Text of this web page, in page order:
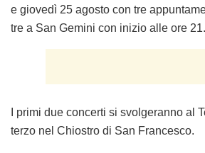
e giovedì 25 agosto con tre
tre a San Gemini con inizio alle ore 21.
I primi due concerti si svolgeranno al
terzo nel Chiostro di San Francesco.